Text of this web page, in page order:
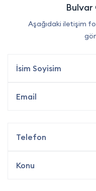
Aşağıdaki iletişim